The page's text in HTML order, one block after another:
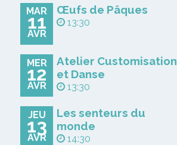
MAR
11
AVR
Œufs de Pâques
13:30
MER
12
AVR
Atelier Customisation
et Danse
13:30
JEU
13
AVR
Les senteurs du
monde
14:30